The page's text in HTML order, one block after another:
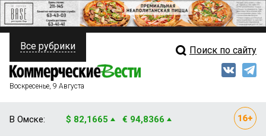
ПОЛИТИКА
ФИНАНСЫ
Свежий выпуск
Все рубрики Поиск по сайту
Воскресенье, 9 Августа
В Омске: $ 82,1665 € 94,8366